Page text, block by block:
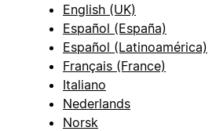
English (UK)
Español (España)
Español (Latinoamérica)
Français (France)
Italiano
Nederlands
Norsk